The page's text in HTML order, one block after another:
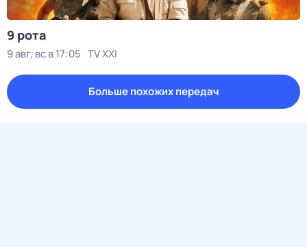
9 рота
9 авг, вс в 17:05 TV XXI
Больше похожих передач